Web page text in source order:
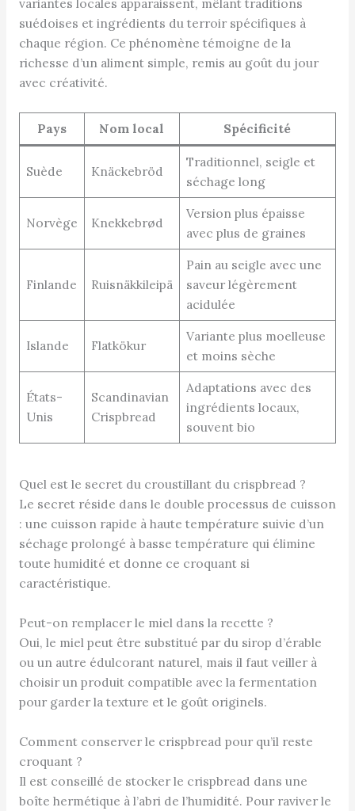
variantes locales apparaissent, mêlant traditions
suédoises et ingrédients du terroir spécifiques à
chaque région. Ce phénomène témoigne de la
richesse d’un aliment simple, remis au goût du jour
avec créativité.
Pays Nom local Spécificité
Suède Knäckebröd
Traditionnel, seigle et
séchage long
Norvège Knekkebrød
Version plus épaisse
avec plus de graines
Finlande Ruisnäkkileipä
Pain au seigle avec une
saveur légèrement
acidulée
Islande Flatkökur
Variante plus moelleuse
et moins sèche
États-
Unis
Scandinavian
Crispbread
Adaptations avec des
ingrédients locaux,
souvent bio
Quel est le secret du croustillant du crispbread ?
Le secret réside dans le double processus de cuisson
: une cuisson rapide à haute température suivie d’un
séchage prolongé à basse température qui élimine
toute humidité et donne ce croquant si
caractéristique.
Peut-on remplacer le miel dans la recette ?
Oui, le miel peut être substitué par du sirop d’érable
ou un autre édulcorant naturel, mais il faut veiller à
choisir un produit compatible avec la fermentation
pour garder la texture et le goût originels.
Comment conserver le crispbread pour qu’il reste
croquant ?
Il est conseillé de stocker le crispbread dans une
boîte hermétique à l’abri de l’humidité. Pour raviver le